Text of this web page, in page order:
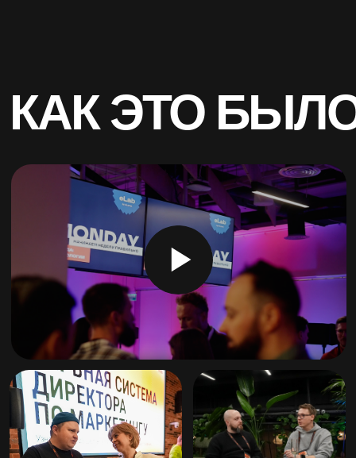
Это экосистема, включающая
эксклюзивные встречи, исследования,
подкасты и инструменты
для постоянного профессионального
роста
стратегии, практики и инструменты
для роста бизнеса